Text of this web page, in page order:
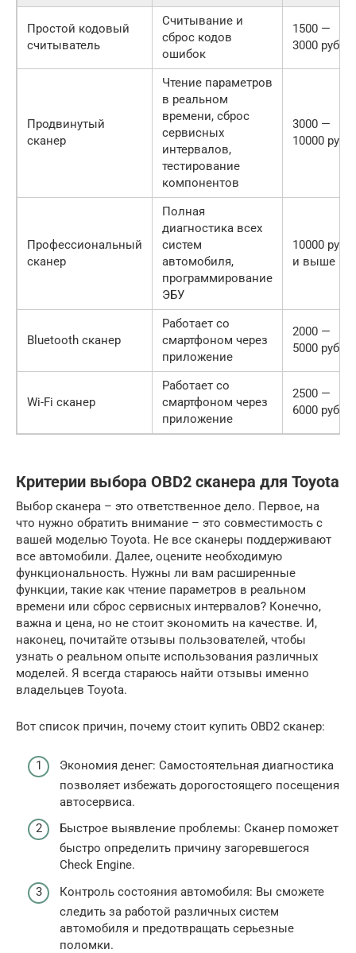
Простой кодовый
считыватель
Считывание и
сброс кодов
ошибок
1500 —
3000 руб.
Продвинутый
сканер
Чтение параметров
в реальном
времени, сброс
сервисных
интервалов,
тестирование
компонентов
3000 —
10000 руб.
Профессиональный
сканер
Полная
диагностика всех
систем
автомобиля,
программирование
ЭБУ
10000 руб.
и выше
Bluetooth сканер
Работает со
смартфоном через
приложение
2000 —
5000 руб.
Wi-Fi сканер
Работает со
смартфоном через
приложение
2500 —
6000 руб.
Критерии выбора OBD2 сканера для Toyota
Выбор сканера – это ответственное дело. Первое, на
что нужно обратить внимание – это совместимость с
вашей моделью Toyota. Не все сканеры поддерживают
все автомобили. Далее, оцените необходимую
функциональность. Нужны ли вам расширенные
функции, такие как чтение параметров в реальном
времени или сброс сервисных интервалов? Конечно,
важна и цена, но не стоит экономить на качестве. И,
наконец, почитайте отзывы пользователей, чтобы
узнать о реальном опыте использования различных
моделей. Я всегда стараюсь найти отзывы именно
владельцев Toyota.
Вот список причин, почему стоит купить OBD2 сканер:
Экономия денег: Самостоятельная диагностика
позволяет избежать дорогостоящего посещения
автосервиса.
Быстрое выявление проблемы: Сканер поможет
быстро определить причину загоревшегося
Check Engine.
Контроль состояния автомобиля: Вы сможете
следить за работой различных систем
автомобиля и предотвращать серьезные
поломки.